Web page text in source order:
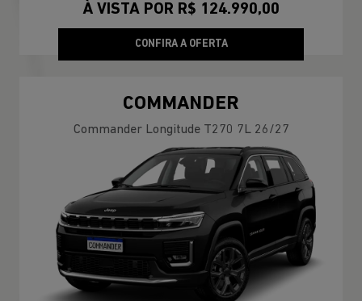
À VISTA POR R$ 124.990,00
CONFIRA A OFERTA
COMMANDER
Commander Longitude T270 7L 26/27